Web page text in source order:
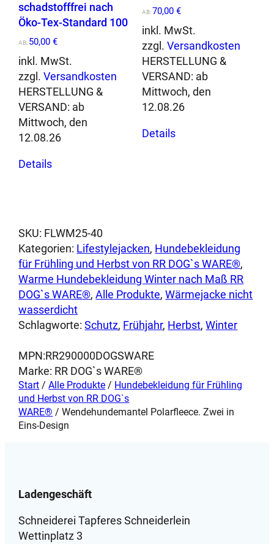
M
e
n
g
schadstofffrei nach
Öko-Tex-Standard 100
AB: 50,00€
inkl. MwSt.
zzgl.Versandkosten
HERSTELLUNG &
VERSAND: ab
Mittwoch, den
12.08.26
DetailsProdukt
auf.
Die
Optionen
können
auf
der
Produktseite
werden
AB:70,00 €
inkl. MwSt.
zzgl. Versandkosten
HERSTELLUNG &
VERSAND: ab
Mittwoch, den
12.08.26
DetailsProdukt
können
auf
der
Produktseite
werden
SKU: FLWM25-40
Kategorien: Lifestylejacken, Hundebekleidung
für Frühling und Herbst von RR DOG`s WARE®
Warme Hundebekleidung Winter nach Maß RR
DOG`s WARE®, Alle Produkte, Wärmejacke nicht
wasserdicht
Schlagworte:Schutz, Frühjahr, Herbst, Winter
MPN:RR290000DOGSWARE
Marke: RR DOG`s WARE®
Start /Alle Produkte / Hundebekleidung für Frühling
und Herbst von RR DOG`s
WARE® / Wendehundemantel Polarfleece. Zwei in
Eins-Design
Ladengeschäft
Schneiderei Tapferes Schneiderlein
Wettinplatz 3